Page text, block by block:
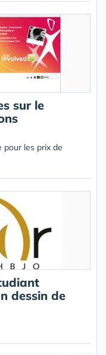
sur le
pour les prix de
dessin de